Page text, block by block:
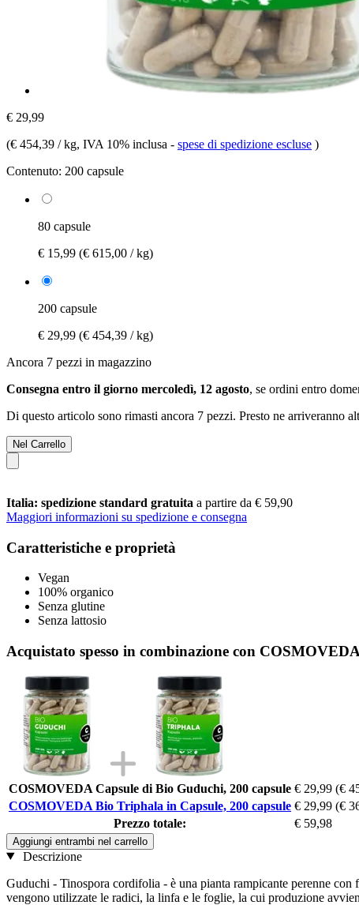
€ 29,99
(€ 454,39 / kg, IVA 10% inclusa - spese di spedizione escluse )
Contenuto: 200 capsule
80 capsule
€ 15,99 (€ 615,00 / kg)
200 capsule
€ 29,99 (€ 454,39 / kg)
Ancora 7 pezzi in magazzino
Consegna entro il giorno mercoledì, 12 agosto, se ordini entro
Di questo articolo sono rimasti ancora 7 pezzi. Presto ne arriveranno
Nel Carrello
Italia: spedizione standard gratuita a partire da € 59,90
Maggiori informazioni su spedizione e consegna
Caratteristiche e proprietà
Vegan
100% organico
Senza glutine
Senza lattosio
Acquistato spesso in combinazione con
COSMOVEDA Capsule di Bio Guduchi, 200 capsule € 29,99 (€
COSMOVEDA Bio Triphala in Capsule, 200 capsule € 29,99 (€
Prezzo totale:
€ 59,98
Aggiungi entrambi nel carrello
Descrizione
Guduchi - Tinospora cordifolia - è una pianta rampicante perenne
vengono utilizzate le radici, la linfa e le foglie, la cui produzione